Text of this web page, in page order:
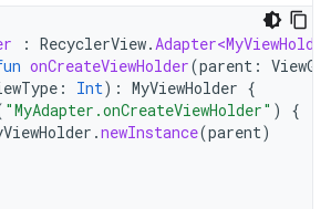
: RecyclerView.
onCreateViewHolder(parent :
: Int): MyViewHolder {
"MyAdapter.onCreateViewHolder" )
{
.newInstance(parent)